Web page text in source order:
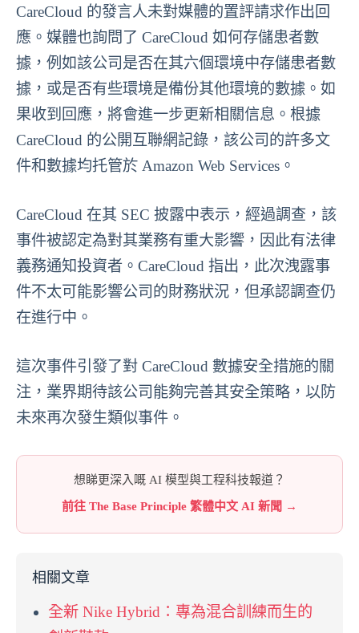
CareCloud 的發言人未對媒體的置評請求作出回
應。媒體也詢問了 CareCloud 如何存儲患者數
據，例如該公司是否在其六個環境中存儲患者數
據，或是否有些環境是備份其他環境的數據。如
果收到回應，將會進一步更新相關信息。根據
CareCloud 的公開互聯網記錄，該公司的許多文
件和數據均托管於 Amazon Web Services。
CareCloud 在其 SEC 披露中表示，經過調查，該
事件被認定為對其業務有重大影響，因此有法律
義務通知投資者。CareCloud 指出，此次洩露事
件不太可能影響公司的財務狀況，但承認調查仍
在進行中。
這次事件引發了對 CareCloud 數據安全措施的關
注，業界期待該公司能夠完善其安全策略，以防
未來再次發生類似事件。
想睇更深入嘅 AI 模型與工程科技報道？
前往 The Base Principle 繁體中文 AI 新聞 →
相關文章
全新 Nike Hybrid：專為混合訓練而生的